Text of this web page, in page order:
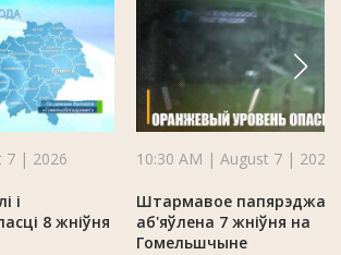
7 | 2026
і
8 жніўня
10:30 AM | August 7 | 2026
Штармавое
аб'яўлена 7 жніўня на
Гомельшчыне